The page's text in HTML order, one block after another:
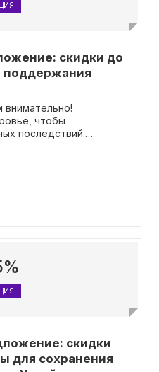
скидки до
поддержания
внимательно!
чтобы
последствий.
покупок.
учитывая возможные
скидки
для сохранения